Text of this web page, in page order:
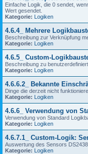
Einfache Logik, die 0 sendet,
Wert gesendet.
Kategorie: Logiken
4.6.4_ Mehrere
Beschreibung zur Verknüpfung
Kategorie: Logiken
4.6.5_ Custom-
Beschreibung zu
Kategorie: Logiken
4.6.6.2_ Bekannte
Dinge die derzeit nicht
Kategorie: Logiken
4.6.6_ Verwendung von
Verwendung von Standard
Kategorie: Logiken
4.6.7.1_ Custom-Logik:
Auswertung des Sensors
Kategorie: Logiken